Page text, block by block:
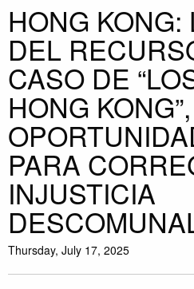
HONG KONG:
DEL
CASO DE
HONG KONG”,
PARA
INJUSTICIA
Thursday, July 17, 2025